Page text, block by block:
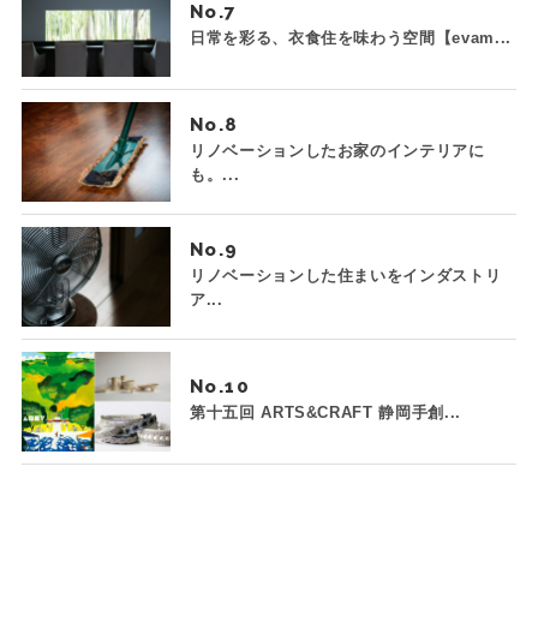
No.
日常を彩る、衣食住を味わう空間【evam...
No.
リノベーションしたお家のインテリアに
も。...
No.
リノベーションした住まいをインダストリ
ア...
No.
第十五回 ARTS&CRAFT 静岡手創...